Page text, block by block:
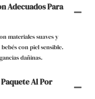
Adecuados Para
materiales suaves y
con piel sensible.
dañinas.
Al Por